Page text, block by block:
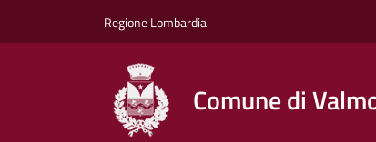
Regione Lombardia
Comune di